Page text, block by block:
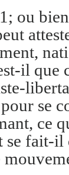
ou
il que
se
ce
se fait-il